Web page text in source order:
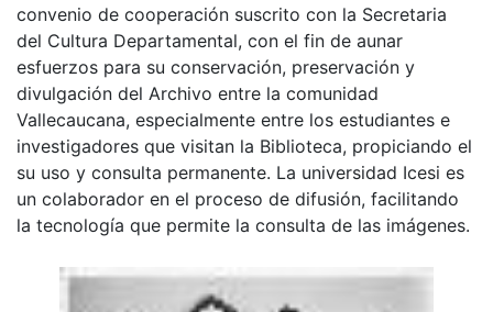
convenio de cooperación suscrito con la Secretaria
del Cultura Departamental, con el fin de aunar
esfuerzos para su conservación, preservación y
divulgación del Archivo entre la comunidad
Vallecaucana, especialmente entre los estudiantes e
investigadores que visitan la Biblioteca, propiciando el
su uso y consulta permanente. La universidad Icesi es
un colaborador en el proceso de difusión, facilitando
la tecnología que permite la consulta de las imágenes.